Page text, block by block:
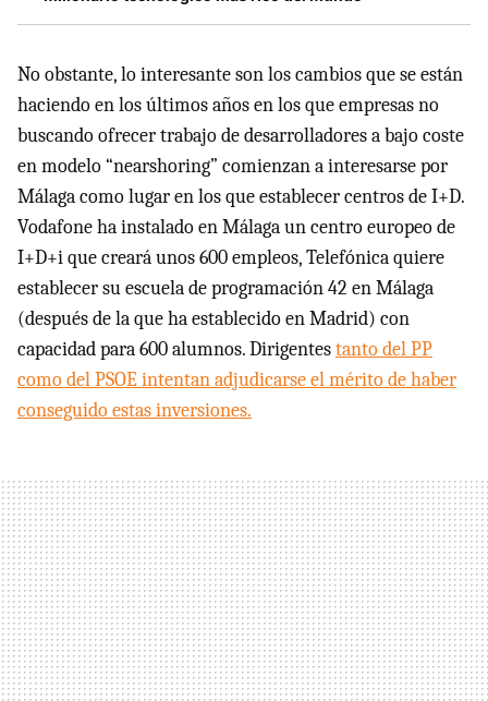
No obstante, lo interesante son los cambios que se están
haciendo en los últimos años en los que empresas no
buscando ofrecer trabajo de desarrolladores a bajo coste
en modelo “nearshoring” comienzan a interesarse por
Málaga como lugar en los que establecer centros de I+D.
Vodafone ha instalado en Málaga un centro europeo de
I+D+i que creará unos 600 empleos, Telefónica quiere
establecer su escuela de programación 42 en Málaga
(después de la que ha establecido en Madrid) con
capacidad para 600 alumnos. Dirigentestanto del PP
como del PSOE intentan adjudicarse el mérito de haber
conseguido estas inversiones.